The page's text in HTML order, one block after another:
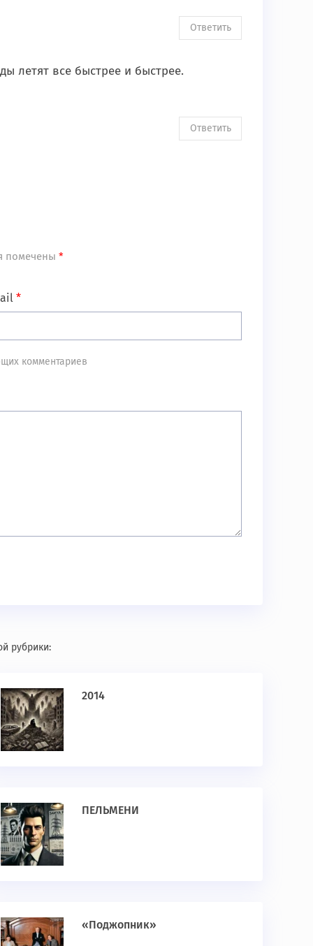
летят все быстрее и быстрее.
Ответить
Ответить
помечены *
*
комментариев
рубрики:
2014
ПЕЛЬМЕНИ
«Поджопник»